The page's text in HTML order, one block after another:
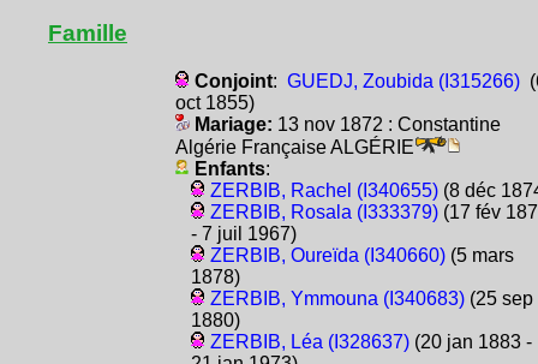
Famille
Conjoint: GUEDJ, Zoubida (I315266)
oct 1855)
Mariage: 13 nov 1872 : Constantine
Algérie Française ALGÉRIE
Enfants:
ZERBIB, Rachel (I340655)(8 déc
ZERBIB, Rosala (I333379)(17 fév
- 7 juil 1967)
ZERBIB, Oureïda (I340660)(5 mars
1878)
ZERBIB, Ymmouna (I340683)(25 sep
1880)
ZERBIB, Léa (I328637)(20 jan 1883 -